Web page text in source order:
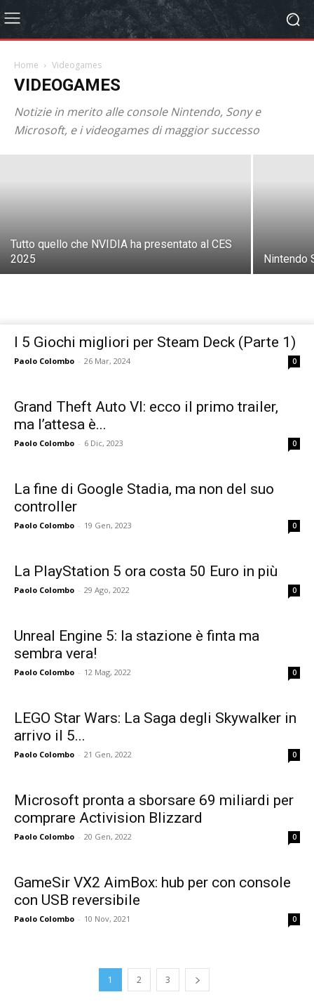
Home Videogames
VIDEOGAMES
Notizie in merito alle console Nintendo, Sony e
Microsoft, e i videogames di maggior successo
Nintendo Switch 2 è ufficiale e arriva nel
2025
Paolo Colombo 17 Gen, 2025
Tutto quello che NVIDIA ha presentato al CES
2025
Nintendo
I 5 Giochi migliori per Steam Deck (Parte 1)
Paolo Colombo - 26 Mar, 2024 0
Grand Theft Auto VI: ecco il primo trailer,
ma l’attesa è...
Paolo Colombo - 6 Dic, 2023 0
La fine di Google Stadia, ma non del suo
controller
Paolo Colombo - 19 Gen, 2023 0
La PlayStation 5 ora costa 50 Euro in più
Paolo Colombo - 29 Ago, 2022 0
Unreal Engine 5: la stazione è finta ma
sembra vera!
Paolo Colombo - 12 Mag, 2022 0
LEGO Star Wars: La Saga degli Skywalker in
arrivo il 5...
Paolo Colombo - 21 Gen, 2022 0
Microsoft pronta a sborsare 69 miliardi per
comprare Activision Blizzard
Paolo Colombo - 20 Gen, 2022 0
GameSir VX2 AimBox: hub per con console
con USB reversibile
Paolo Colombo - 10 Nov, 2021 0
1 2 3